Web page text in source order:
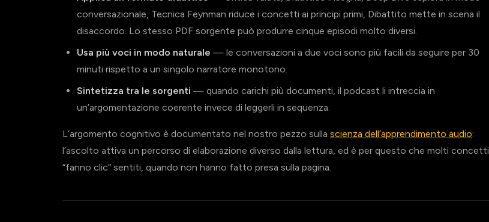
conversazionale, Tecnica Feynman riduce i concetti ai principi primi, Dibattito mette in scena il
disaccordo. Lo stesso PDF sorgente può produrre cinque episodi molto diversi.
Usa più voci in modo naturale — le conversazioni a due voci sono più facili da seguire per 30
minuti rispetto a un singolo narratore monotono.
Sintetizza tra le sorgenti — quando carichi più documenti, il podcast li intreccia in
un’argomentazione coerente invece di leggerli in sequenza.
L’argomento cognitivo è documentato nel nostro pezzo sulla scienza dell’apprendimento audio:
l’ascolto attiva un percorso di elaborazione diverso dalla lettura, ed è per questo che molti concetti
“fanno clic” sentiti, quando non hanno fatto presa sulla pagina.